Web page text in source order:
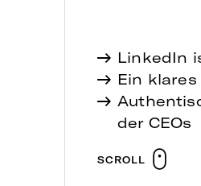
LinkedIn
Ein
der CEOs
SCROLL